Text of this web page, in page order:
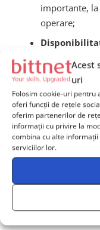
Acest
uri
Folosim cookie-uri pentru
oferi funcții de rețele
oferim partenerilor de
informații cu privire la
combina cu alte
serviciilor lor.
importante, la
operare;
productie al
intr-un stadiu
majore
Deficitul de
Quantum AI
specialistii
Securitate
afecta
cibernetica,
metodelor de